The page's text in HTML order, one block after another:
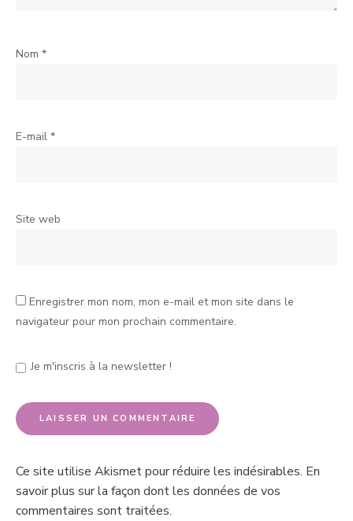
Nom *
E-mail *
Site web
Enregistrer mon nom, mon e-mail et mon site dans le
navigateur pour mon prochain commentaire.
Je m'inscris à la newsletter !
Ce site utilise Akismet pour réduire les indésirables. En
savoir plus sur la façon dont les données de vos
commentaires sont traitées.